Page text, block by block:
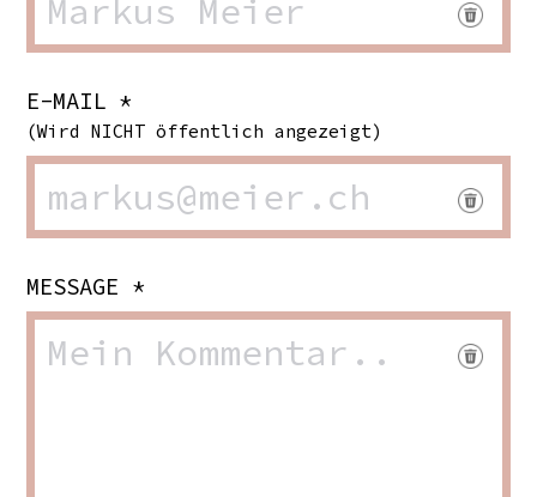
E-MAIL *
(Wird NICHT öffentlich angezeigt)
MESSAGE *